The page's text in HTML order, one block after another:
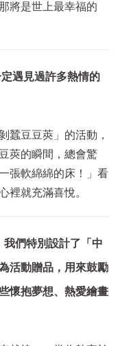
將是世上最幸福的
遇見過許多熱情的
蠶豆豆莢」的活動，
莢的瞬間，總會驚
張軟綿綿的床！」看
裡就充滿喜悅。
我們特別設計了「中
活動贈品，用來鼓勵
懷抱夢想、熱愛繪畫